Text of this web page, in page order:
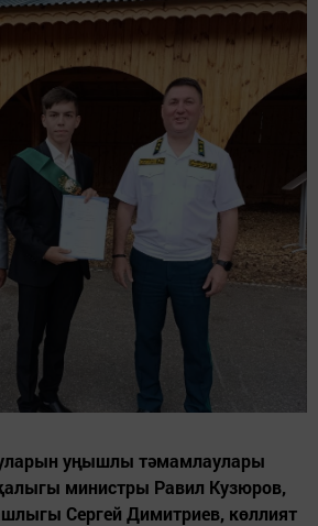
уңышлы тәмамлаулары
министры Равил Кузюров,
Сергей Димитриев, көллият